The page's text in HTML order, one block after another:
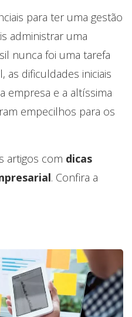
para ter uma gestão
administrar uma
nunca foi uma tarefa
as dificuldades iniciais
empresa e a altíssima
empecilhos para os
artigos com dicas
. Confira a